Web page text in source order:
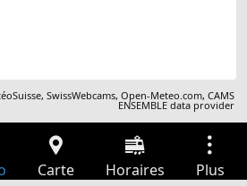
,SwissWebcams,Open-Meteo.com,CAMS
ENSEMBLE data provider
Carte Horaires Plus